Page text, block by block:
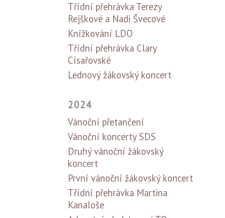
Třídní přehrávka Terezy
Rejškové a Nadi Švecové
Knížkování LDO
Třídní přehrávka Clary
Císařovské
Lednový žákovský koncert
2024
Vánoční přetančení
Vánoční koncerty SDS
Druhý vánoční žákovský
koncert
První vánoční žákovský koncert
Třídní přehrávka Martina
Kanaloše